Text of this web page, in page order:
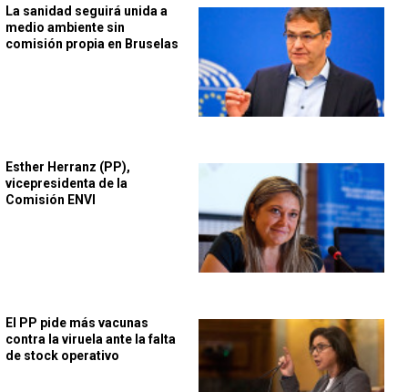
La sanidad seguirá unida a
medio ambiente sin
comisión propia en Bruselas
Esther Herranz (PP),
vicepresidenta de la
Comisión ENVI
El PP pide más vacunas
contra la viruela ante la falta
de stock operativo